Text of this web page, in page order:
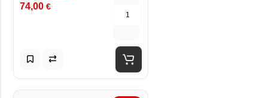
74,00 €